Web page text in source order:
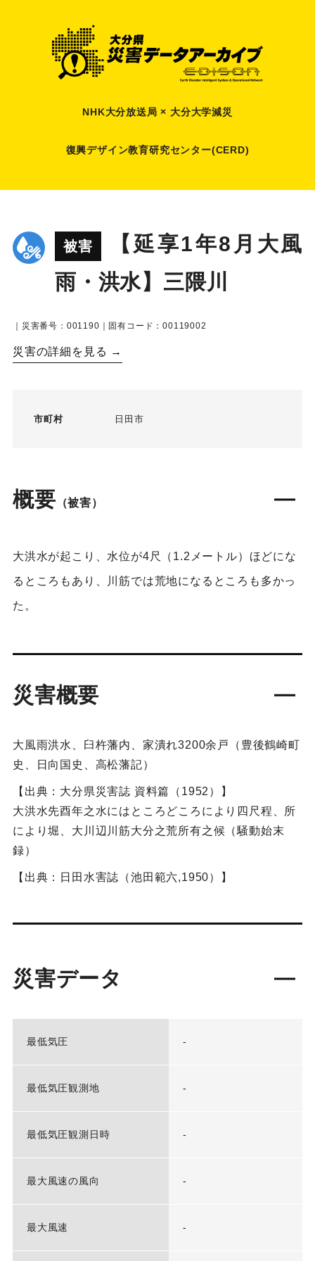
NHK大分放送局 × 大分大学減災
復興デザイン教育研究センター(CERD)
被害
【延享1年8月大風
雨・洪水】三隈川
｜災害番号：001190｜固有コード：00119002
災害の詳細を見る →
市町村 日田市
概要 （被害）
大洪水が起こり、水位が4尺（1.2メートル）ほどにな
るところもあり、川筋では荒地になるところも多かっ
た。
災害概要
大風雨洪水、臼杵藩内、家潰れ3200余戸（豊後鶴崎町
史、日向国史、高松藩記）
【出典：大分県災害誌 資料篇（1952）】
大洪水先酉年之水にはところどころにより四尺程、所
により堀、大川辺川筋大分之荒所有之候（騒動始末
録）
【出典：日田水害誌（池田範六,1950）】
災害データ
最低気圧 -
最低気圧観測地 -
最低気圧観測日時 -
最大風速の風向 -
最大風速 -